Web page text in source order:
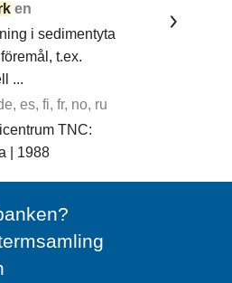
en
i sedimentyta
t.ex.
...
es, fi, fr, no, ru
TNC:
| 1988